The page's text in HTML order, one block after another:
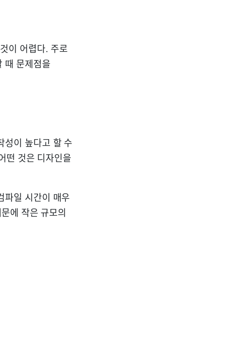
이 어렵다. 주로
때 문제점을
성이 높다고 할 수
떤 것은 디자인을
파일 시간이 매우
에 작은 규모의